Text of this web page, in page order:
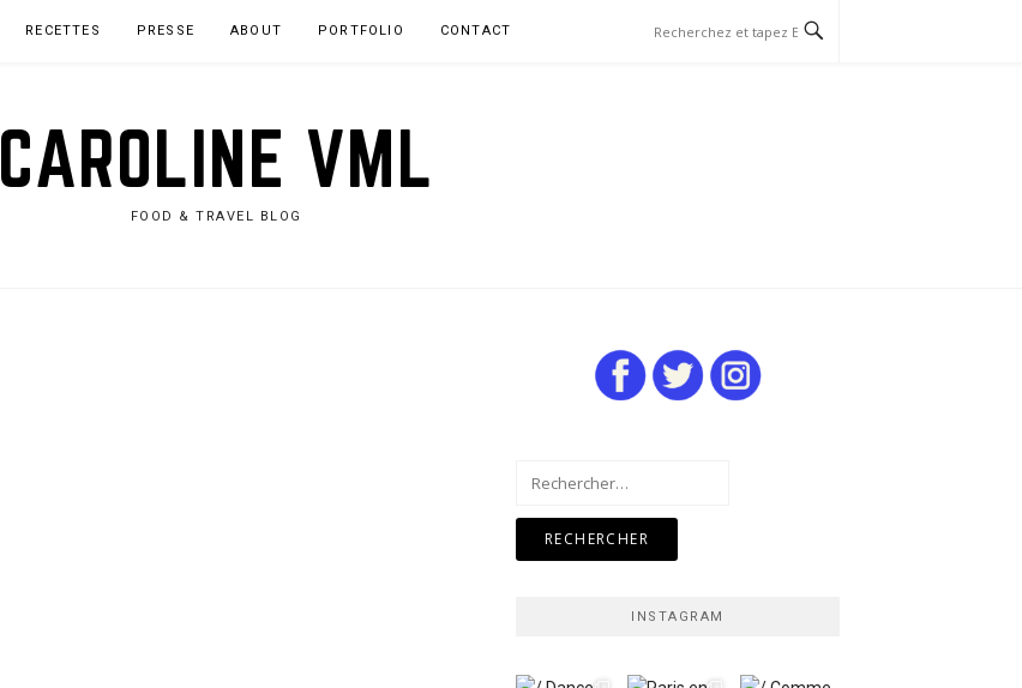
RECETTES PRESSE ABOUT PORTFOLIO CONTACT
CAROLINE VML
FOOD & TRAVEL BLOG
INSTAGRAM